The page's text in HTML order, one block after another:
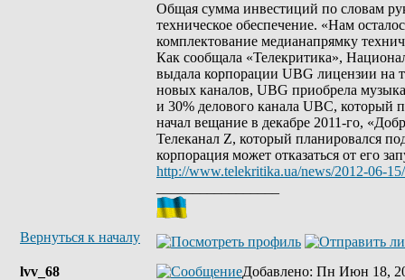
Общая сумма инвестиций по словам
техническое обеспечение. «Нам
комплектование медианапрямку
Как сообщала «Телекритика»,
выдала корпорации UBG лицензии на
новых каналов, UBG приобрела
и 30% делового канала UBC, который
начал вещание в декабре 2011-го,
Телеканал Z, который планировался
корпорация может отказаться от его
http://www.telekritika.ua/news/2012-06-
Вернуться к началу
lvv_68 Добавлено: Пн Июн 18,